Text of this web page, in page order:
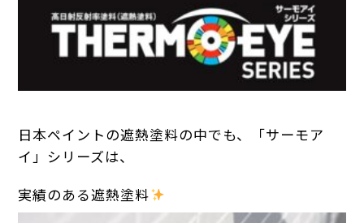
日本ペイントの遮熱塗料の中でも、「サーモア
イ」シリーズは、
実績のある遮熱塗料